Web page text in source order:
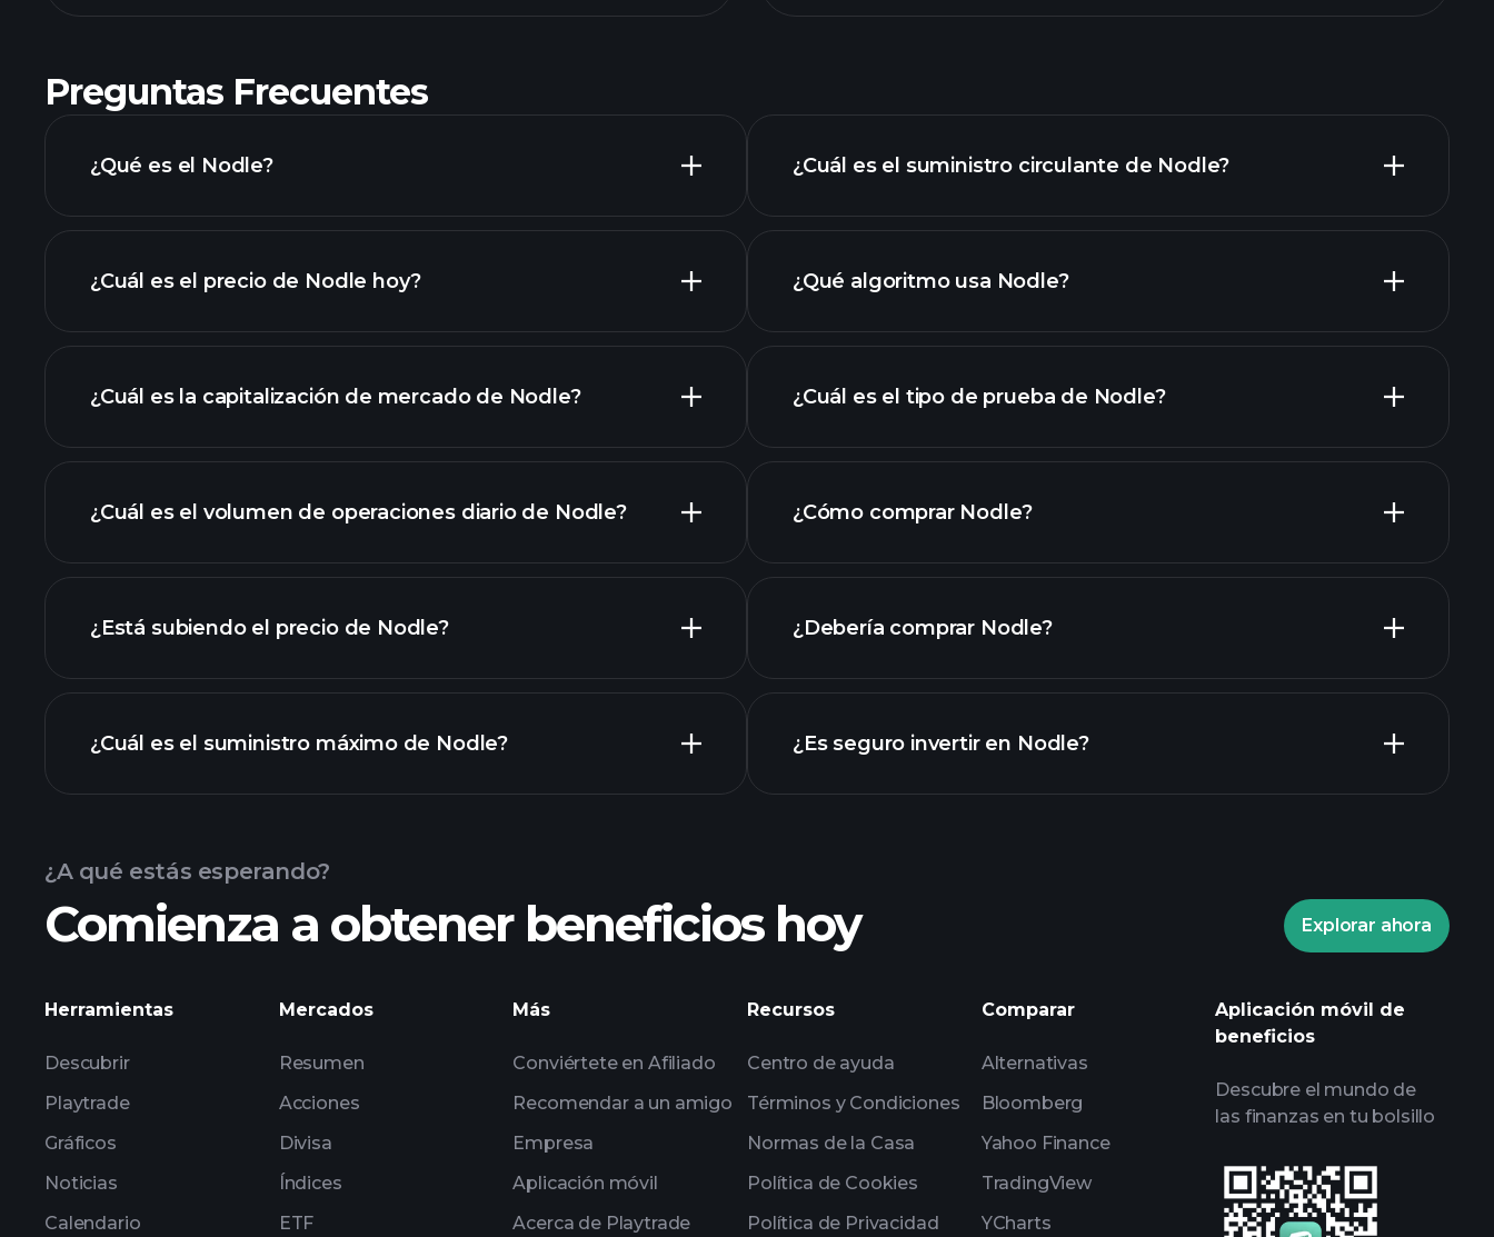
Preguntas Frecuentes
¿Qué es el Nodle?
¿Cuál es el precio de Nodle hoy?
avanzado
¿Cuál es la capitalización de mercado de Nodle?
lista de criptomonedas
¿Cuál es el volumen de operaciones diario de Nodle?
¿Está subiendo el precio de Nodle?
gráfico de
¿Cuál es el suministro máximo de Nodle?
¿Cuál es el suministro circulante de Nodle?
¿Qué algoritmo usa Nodle?
¿Cuál es el tipo de prueba de Nodle?
¿Cómo comprar Nodle?
Playtrade Tournaments broker recomendado
¿Debería comprar Nodle?
Playtrade Tournaments
informes
¿Es seguro invertir en Nodle?
informes
de mercado diarios impulsados por IA
listas de
portafolios de multimillonarios
¿A qué estás esperando?
Comienza a obtener beneficios hoy Explorar ahora
Herramientas
Descubrir
Playtrade
Gráficos
Noticias
Calendario
Mercados
Resumen
Acciones
Divisa
Índices
ETF
Más
Conviértete en Afiliado
Recomendar a un amigo
Empresa
Aplicación móvil
Acerca de Playtrade
Recursos
Centro de ayuda
Términos y Condiciones
Normas de la Casa
Política de Cookies
Política de Privacidad
Comparar
Alternativas
Bloomberg
Yahoo Finance
TradingView
YCharts
Aplicación móvil de
beneficios
Descubre el mundo de
las finanzas en tu bolsillo